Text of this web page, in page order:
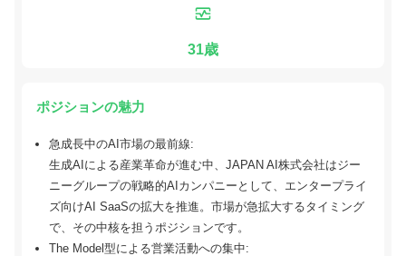
31歳
ポジションの魅力
急成長中のAI市場の最前線:
生成AIによる産業革命が進む中、JAPAN AI株式会社はジー
ニーグループの戦略的AIカンパニーとして、エンタープライ
ズ向けAI SaaSの拡大を推進。市場が急拡大するタイミング
で、その中核を担うポジションです。
The Model型による営業活動への集中: